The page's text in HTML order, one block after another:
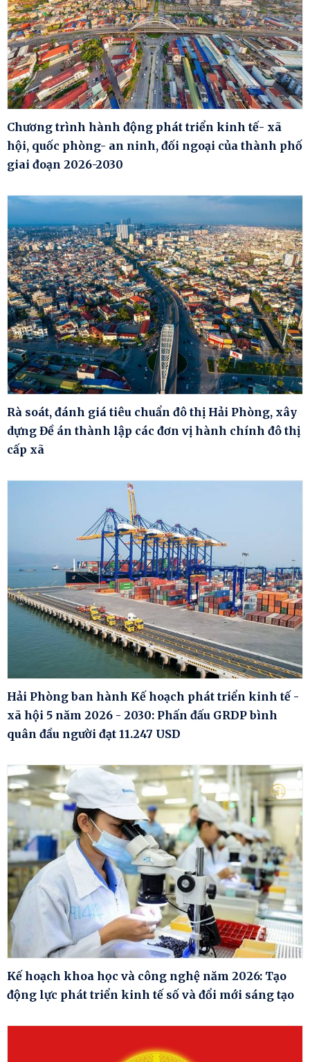
Chương trình hành động phát triển kinh tế- xã
hội, quốc phòng- an ninh, đối ngoại của thành phố
giai đoạn 2026-2030
Rà soát, đánh giá tiêu chuẩn đô thị Hải Phòng, xây
dựng Đề án thành lập các đơn vị hành chính đô thị
cấp xã
Hải Phòng ban hành Kế hoạch phát triển kinh tế -
xã hội 5 năm 2026 - 2030: Phấn đấu GRDP bình
quân đầu người đạt 11.247 USD
Kế hoạch khoa học và công nghệ năm 2026: Tạo
động lực phát triển kinh tế số và đổi mới sáng tạo